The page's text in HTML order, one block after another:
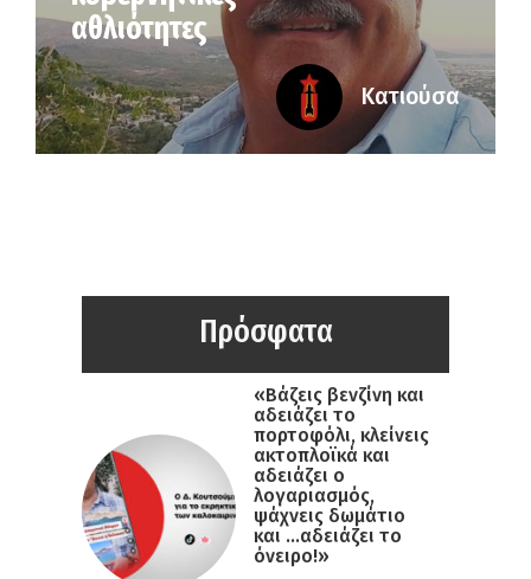
αθλιότητες
Κατιούσα
Πρόσφατα
«Βάζεις βενζίνη και
αδειάζει το
πορτοφόλι, κλείνεις
ακτοπλοϊκά και
αδειάζει ο
λογαριασμός,
ψάχνεις δωμάτιο
και …αδειάζει το
όνειρο!»